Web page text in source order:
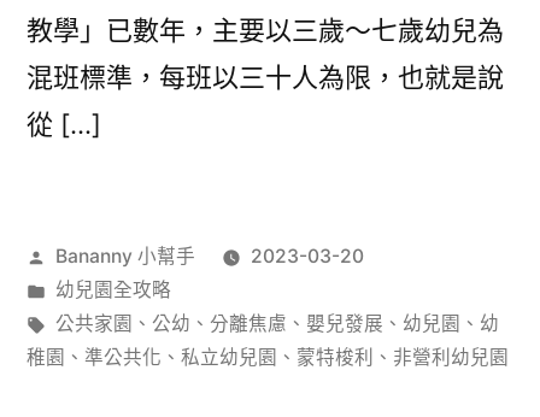
教學」已數年，主要以三歲～七歲幼兒為
混班標準，每班以三十人為限，也就是說
從 […]
作
者:
Bananny 小幫手
2023-03-20
分
類:
幼兒園全攻略
標
籤:
公共家園 、 公幼 、 分離焦慮 、 嬰兒發展 、 幼兒園 、 幼
稚園 、 準公共化 、 私立幼兒園 、 蒙特梭利 、 非營利幼兒園